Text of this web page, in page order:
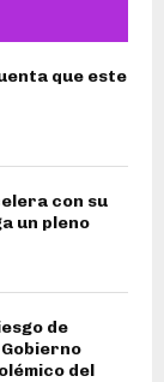
que este
con su
un pleno
de
del